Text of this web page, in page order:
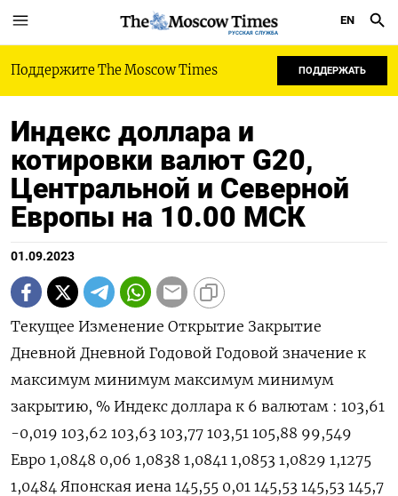
РУССКАЯ СЛУЖБА
EN
Поддержите The Moscow Times ПОДДЕРЖАТЬ
Индекс доллара и
котировки валют G20,
Центральной и Северной
Европы на 10.00 МСК
01.09.2023
Текущее Изменение Открытие Закрытие
Дневной Дневной Годовой Годовой значение к
максимум минимум максимум минимум
закрытию, % Индекс доллара к 6 валютам : 103,61
-0,019 103,62 103,63 103,77 103,51 105,88 99,549
Евро 1,0848 0,06 1,0838 1,0841 1,0853 1,0829 1,1275
1,0484 Японская иена 145,55 0,01 145,53 145,53 145,7